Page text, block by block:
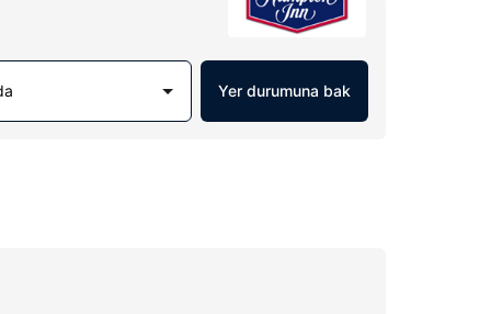
Yer durumuna bak